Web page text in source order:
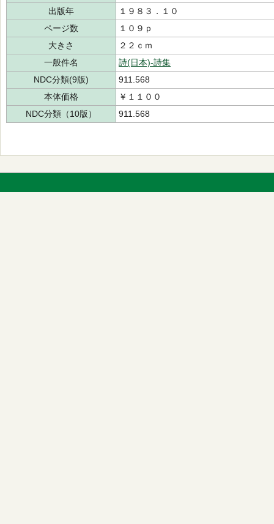
出版年
１９８３．１０
ページ数
１０９ｐ
大きさ
２２ｃｍ
一般件名
詩(日本)-詩集
NDC分類(9版)
911.568
本体価格
￥１１００
NDC分類（10版）
911.568